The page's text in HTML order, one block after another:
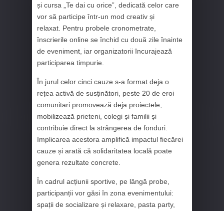
și cursa „Te dai cu orice”, dedicată celor care
vor să participe într‑un mod creativ și
relaxat. Pentru probele cronometrate,
înscrierile online se închid cu două zile înainte
de eveniment, iar organizatorii încurajează
participarea timpurie.
În jurul celor cinci cauze s‑a format deja o
rețea activă de susținători, peste 20 de eroi
comunitari promovează deja proiectele,
mobilizează prieteni, colegi și familii și
contribuie direct la strângerea de fonduri.
Implicarea acestora amplifică impactul fiecărei
cauze și arată că solidaritatea locală poate
genera rezultate concrete.
În cadrul acțiunii sportive, pe lângă probe,
participanții vor găsi în zona evenimentului:
spații de socializare și relaxare, pasta party,